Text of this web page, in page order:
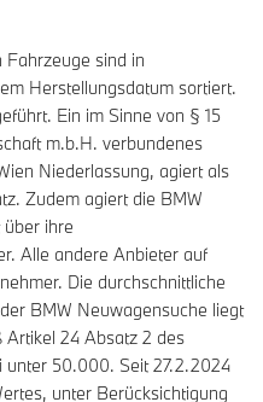
Fahrzeuge sind in
Herstellungsdatum sortiert.
Ein im Sinne von § 15
m.b.H. verbundenes
Niederlassung, agiert als
Zudem agiert die BMW
ihre
Alle andere Anbieter auf
Die durchschnittliche
BMW Neuwagensuche liegt
Artikel 24 Absatz 2 des
unter 50.000. Seit 27.2.2024
unter Berücksichtigung